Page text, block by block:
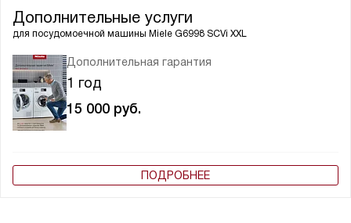
Дополнительные услуги
для посудомоечной машины Miele G6998 SCVi XXL
Дополнительная гарантия
1 год
15 000 руб.
ПОДРОБНЕЕ